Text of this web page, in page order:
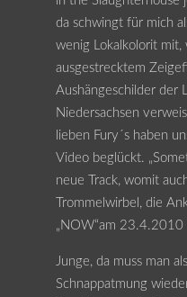
da schwingt für mich
wenig Lokalkolorit mit,
ausgestrecktem
Aushängeschilder der
Niedersachsen
lieben Fury´s haben
Video beglückt.
neue Track, womit
Trommelwirbel, die
„NOW“am 23.4.2010
Junge, da muss man
Schnappatmung